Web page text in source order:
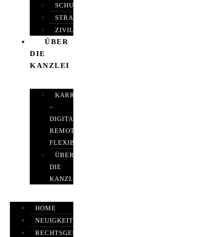
SCHUFARECHT
STRAFRECHT
ZIVILRECHT
ÜBER
DIE
KANZLEI
KARRIERE
–
DIGITAL,
REMOTE,
FLEXIBEL
ÜBER
DIE
KANZLEI
HOME
NEUIGKEITEN
RECHTSGEBIETE